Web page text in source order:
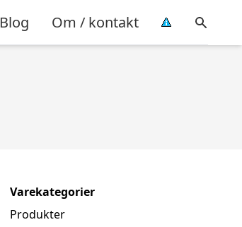
Blog Om / kontakt
Varekategorier
Produkter